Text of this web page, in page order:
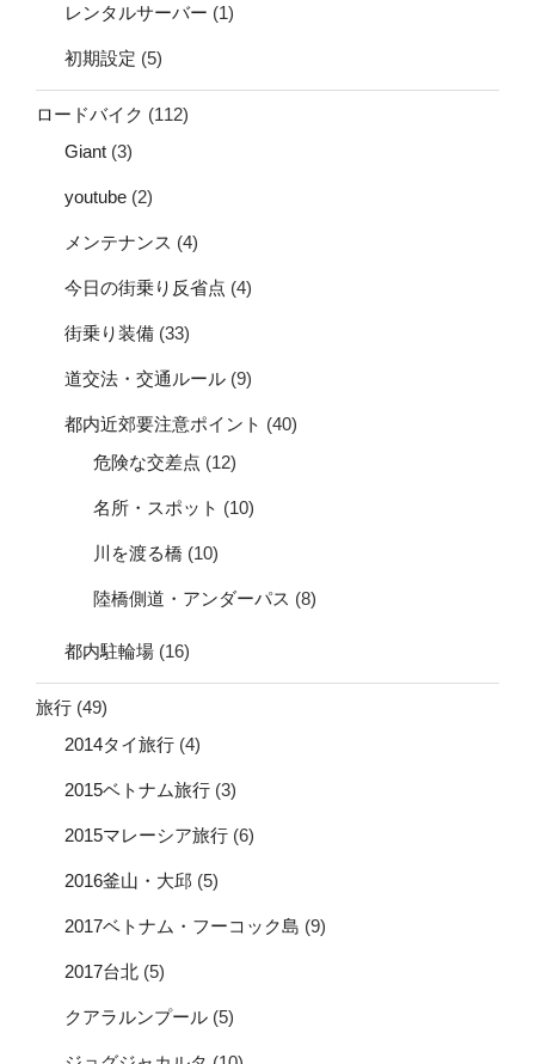
レンタルサーバー (1)
初期設定 (5)
ロードバイク (112)
Giant (3)
youtube (2)
メンテナンス (4)
今日の街乗り反省点 (4)
街乗り装備 (33)
道交法・交通ルール (9)
都内近郊要注意ポイント (40)
危険な交差点 (12)
名所・スポット (10)
川を渡る橋 (10)
陸橋側道・アンダーパス (8)
都内駐輪場 (16)
旅行 (49)
2014タイ旅行 (4)
2015ベトナム旅行 (3)
2015マレーシア旅行 (6)
2016釜山・大邱 (5)
2017ベトナム・フーコック島 (9)
2017台北 (5)
クアラルンプール (5)